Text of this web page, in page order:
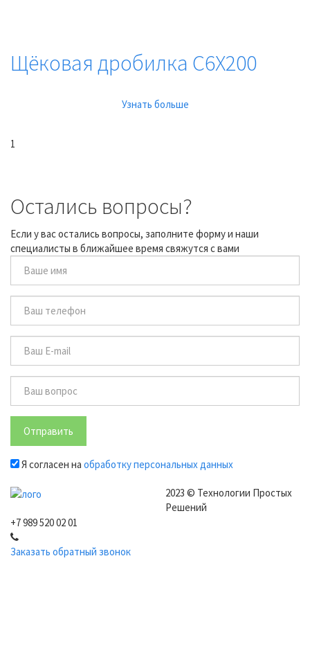
Щёковая дробилка C6X200
Узнать больше
1
Остались вопросы?
Если у вас остались вопросы, заполните форму и наши
специалисты в ближайшее время свяжутся с вами
Отправить
Я согласен на обработку персональных данных
2023 © Технологии Простых
Решений
+7 989 520 02 01
Заказать обратный звонок